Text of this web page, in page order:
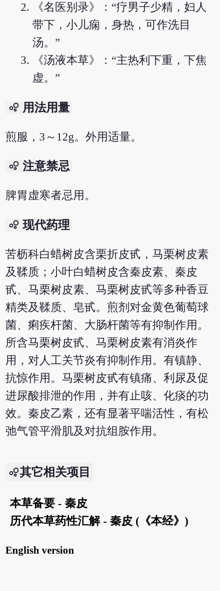
《名医别录》：“疗男子少精，妇人
带下，小儿痫，身热，可作洗目
汤。”
《汤液本草》：“主热利下重，下焦
虚。”
bubble_chart 用法用量
煎服，3～12g。外用适量。
bubble_chart 注意禁忌
脾胃虚寒者忌用。
bubble_chart 现代药理
苦枥科白蜡树皮含栗折皮甙，马栗树皮素
及鞣质；小叶白蜡树皮含秦皮素、秦皮
甙、马栗树皮素、马栗树皮甙等多种香豆
精类及鞣质、皂甙。煎剂对金黄色葡萄球
菌、痢疾杆菌、大肠杆菌等有抑制作用。
所含马栗树皮甙、马栗树皮素有消炎作
用，对人工关节炎有抑制作用。有镇静、
抗惊作用。马栗树皮甙有镇痛、利尿及促
进尿酸排泄的作用，并有止咳、化痰的功
效。秦皮乙素，还有显著平喘活性，有松
弛气管平滑肌及对抗组胺作用。
其它相关项目
本草备要 - 秦皮
历代本草药性汇解 - 秦皮 (《本经》)
English version